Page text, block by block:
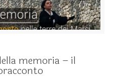
memoria – il